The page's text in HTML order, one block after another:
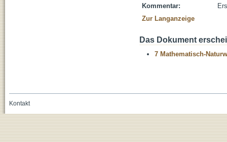
Kommentar:
Zur Langanzeige
Das Dokument
7 Mathematisch-
Kontakt